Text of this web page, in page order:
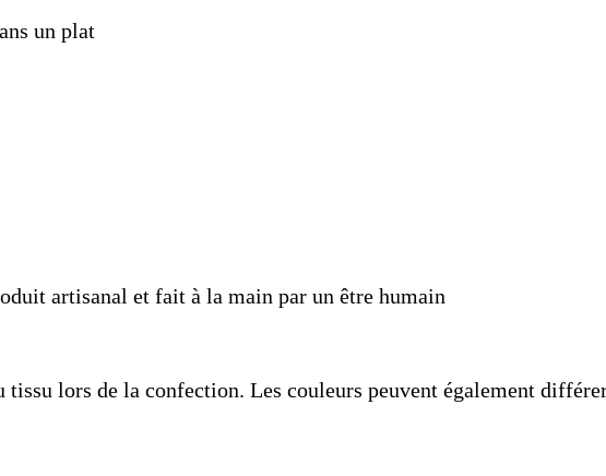
un plat
artisanal et fait à la main par un être humain
lors de la confection. Les couleurs peuvent également